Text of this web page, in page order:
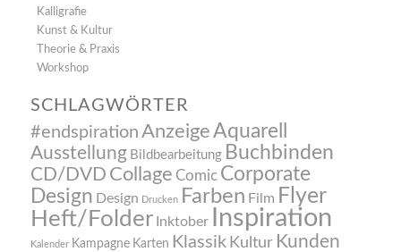
Kalligrafie
Kunst & Kultur
Theorie & Praxis
Workshop
SCHLAGWÖRTER
#endspiration AnzeigeAquarell
Ausstellung Bildbearbeitung Buchbinden
CD/DVD Collage Comic Corporate
Design Design Drucken Farben Film Flyer
Heft/Folder Inktober Inspiration
Kalender Kampagne Karten Klassik Kultur Kunden